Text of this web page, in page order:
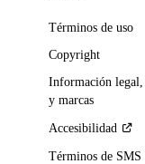
Términos de uso
Copyright
Información legal,
y marcas
Accesibilidad
Términos de SMS